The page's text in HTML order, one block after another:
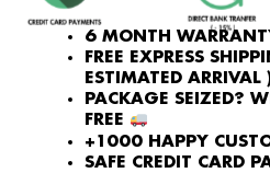
6 MONTH
FREE EXPRESS
ESTIMATED ARRIVAL )
PACKAGE SEIZED?
FREE
+1000 HAPPY
SAFE CREDIT CARD